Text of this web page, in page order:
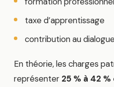
taxe d’apprentissage
contribution au
En théorie, les charges
représenter 25 % à 42